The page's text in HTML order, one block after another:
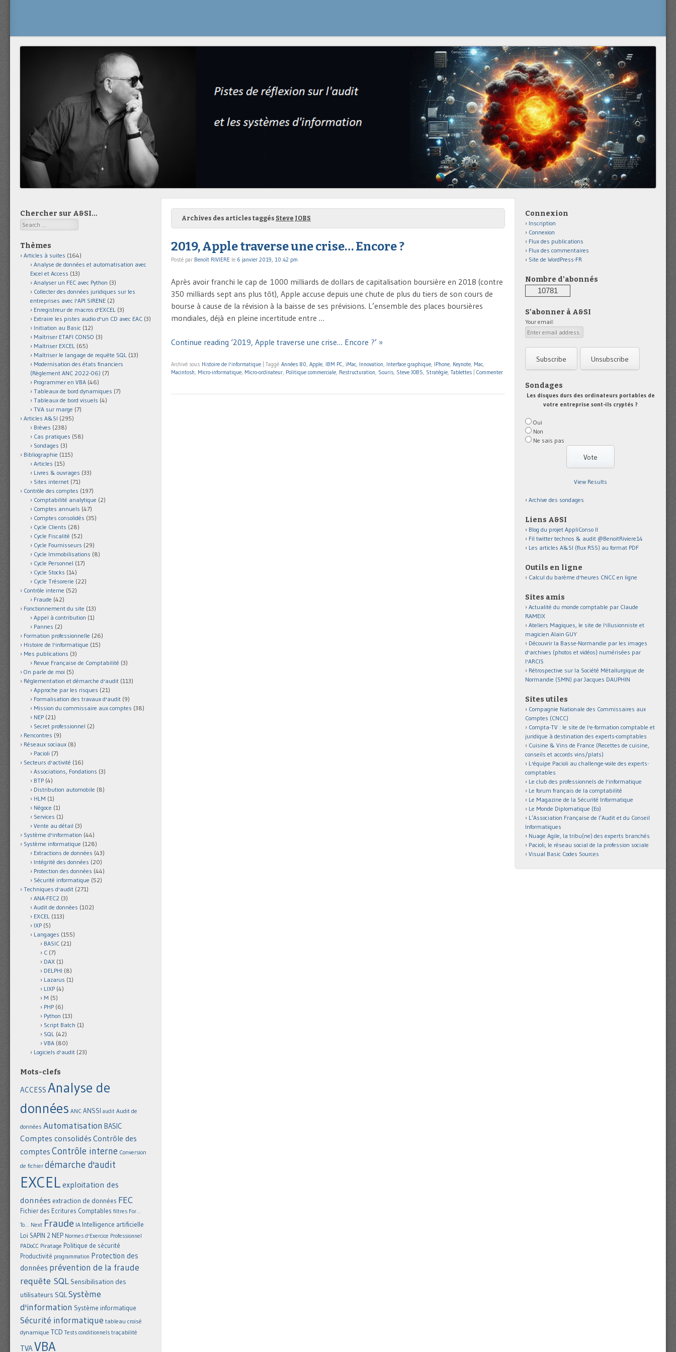
Archives des articles taggés Steve JOBS
2019, Apple traverse une crise… Encore ?
Posté par Benoît RIVIERE le 6 janvier 2019, 10:42 pm
Après avoir franchi le cap de 1000 milliards de dollars de capitalisation boursière en 2018 (contre
350 milliards sept ans plus tôt), Apple accuse depuis une chute de plus du tiers de son cours de
bourse à cause de la révision à la baisse de ses prévisions. L’ensemble des places boursières
mondiales, déjà en pleine incertitude entre …
Continue reading ‘2019, Apple traverse une crise… Encore ?’ »
Archivé sous Histoire de l'informatique Taggé Années 80, Apple, IBM PC, iMac, Innovation, Interface graphique, IPhone, Keynote, Mac,
Macintosh, Micro-informatique, Micro-ordinateur, Politique commerciale, Restructuration, Souris, Steve JOBS, Stratégie, Tablettes Commenter
Chercher sur A&SI…
Search
Thèmes
Articles à suites (164)
Analyse de données et automatisation avec
Excel et Access (13)
Analyser un FEC avec Python (3)
Collecter des données juridiques sur les
entreprises avec l'API SIRENE (2)
Enregistreur de macros d'EXCEL (3)
Extraire les pistes audio d'un CD avec EAC (3)
Initiation au Basic (12)
Maîtriser ETAFI CONSO (3)
Maîtriser EXCEL (65)
Maîtriser le langage de requête SQL (13)
Modernisation des états financiers
(Règlement ANC 2022-06) (7)
Programmer en VBA (46)
Tableaux de bord dynamiques (7)
Tableaux de bord visuels (4)
TVA sur marge (7)
Articles A&SI (295)
Brèves (238)
Cas pratiques (58)
Sondages (3)
Bibliographie (115)
Articles (15)
Livres & ouvrages (33)
Sites internet (71)
Contrôle des comptes (197)
Comptabilité analytique (2)
Comptes annuels (47)
Comptes consolidés (35)
Cycle Clients (28)
Cycle Fiscalité (52)
Cycle Fournisseurs (29)
Cycle Immobilisations (8)
Cycle Personnel (17)
Cycle Stocks (14)
Cycle Trésorerie (22)
Contrôle interne (52)
Fraude (42)
Fonctionnement du site (13)
Appel à contribution (1)
Pannes (2)
Formation professionnelle (26)
Histoire de l'informatique (15)
Mes publications (3)
Revue Française de Comptabilité (3)
On parle de moi (5)
Réglementation et démarche d'audit (113)
Approche par les risques (21)
Formalisation des travaux d'audit (9)
Mission du commissaire aux comptes (38)
NEP (21)
Secret professionnel (2)
Rencontres (9)
Réseaux sociaux (8)
Pacioli (7)
Secteurs d'activité (16)
Associations, Fondations (3)
BTP (4)
Distribution automobile (8)
HLM (1)
Négoce (1)
Services (1)
Vente au détail (3)
Système d'information (44)
Système informatique (128)
Extractions de données (43)
Intégrité des données (20)
Protection des données (44)
Sécurité informatique (52)
Techniques d'audit (271)
ANA-FEC2 (3)
Audit de données (102)
EXCEL (113)
IXP (5)
Langages (155)
BASIC (21)
C (7)
DAX (1)
DELPHI (8)
Lazarus (1)
LIXP (4)
M (5)
PHP (6)
Python (13)
Script Batch (1)
SQL (42)
VBA (80)
Logiciels d'audit (23)
Mots-clefs
ACCESS Analyse de
données ANC ANSSI audit Audit de
données Automatisation BASIC
Comptes consolidés Contrôle des
comptes Contrôle interne Conversion
de fichier démarche d'audit
EXCEL exploitation des
données extraction de données FEC
Fichier des Ecritures Comptables filtres For...
To... Next Fraude IA Intelligence artificielle
Loi SAPIN 2 NEP Normes d'Exercice Professionnel
PADoCC Piratage Politique de sécurité
Productivité programmation Protection des
données prévention de la fraude
requête SQL Sensibilisation des
utilisateurs SQLSystème
d'information Système informatique
Sécurité informatique tableau croisé
dynamique TCD Tests conditionnels traçabilité
TVAVBA
Connexion
Inscription
Connexion
Flux des publications
Flux des commentaires
Site de WordPress-FR
Nombre d'abonnés
10781
S'abonner à A&SI
Your email:
Sondages
Les disques durs des ordinateurs portables de
votre entreprise sont-ils cryptés ?
Oui
Non
Ne sais pas
View Results
Archive des sondages
Liens A&SI
Blog du projet AppliConso II
Fil twitter technos & audit @BenoitRiviere14
Les articles A&SI (flux RSS) au format PDF
Outils en ligne
Calcul du barème d'heures CNCC en ligne
Sites amis
Actualité du monde comptable par Claude
RAMEIX
Ateliers Magiques, le site de l'illusionniste et
magicien Alain GUY
Découvrir la Basse-Normandie par les images
d'archives (photos et vidéos) numérisées par
l'ARCIS
Rétrospective sur la Société Métallurgique de
Normandie (SMN) par Jacques DAUPHIN
Sites utiles
Compagnie Nationale des Commissaires aux
Comptes (CNCC)
Compta-TV : le site de l'e-formation comptable et
juridique à destination des experts-comptables
Cuisine & Vins de France (Recettes de cuisine,
conseils et accords vins/plats)
L'équipe Pacioli au challenge-voile des experts-
comptables
Le club des professionnels de l'informatique
Le forum français de la comptabilité
Le Magazine de la Sécurité Informatique
Le Monde Diplomatique (Eo)
L’Association Française de l’Audit et du Conseil
Informatiques
Nuage Agile, la tribu(ne) des experts branchés
Pacioli, le réseau social de la profession sociale
Visual Basic Codes Sources